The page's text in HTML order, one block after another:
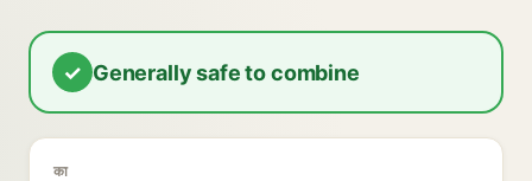
✓ Generally safe to combine
का